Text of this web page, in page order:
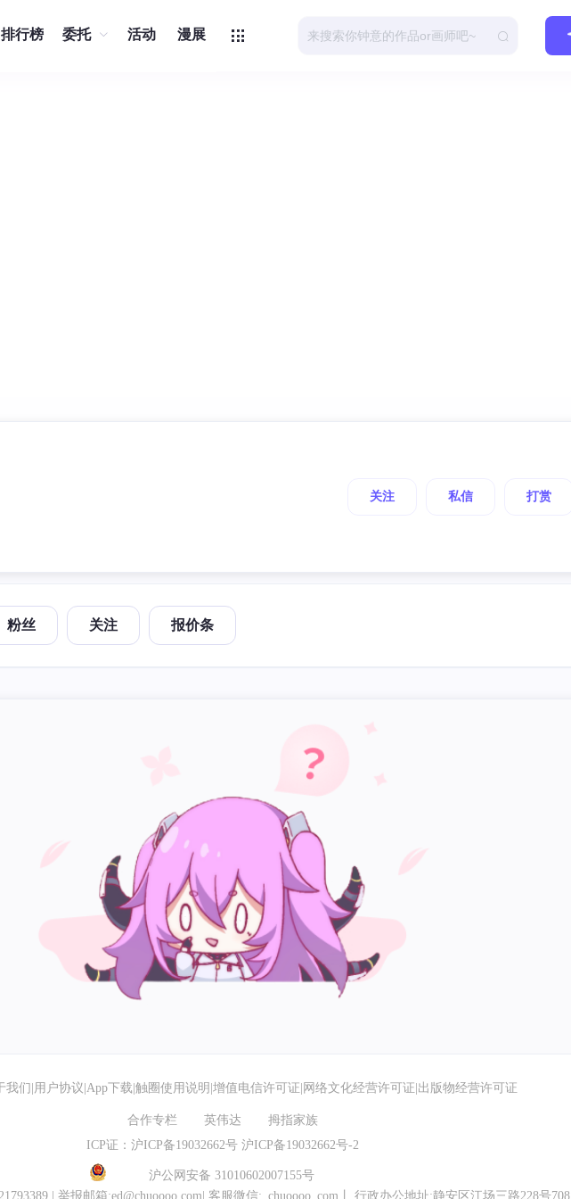
排行榜 委托 活动 漫展
关注 私信 打赏
粉丝 关注 报价条
我们 用户协议 App下载 触圈使用说明 增值电信许可证 网络文化经营许可证 出版物经营许可证
合作专栏 英伟达
拇指家族
ICP证：沪ICP备19032662号 沪ICP备19032662号-2
沪公网安备 31010602007155号
举报邮箱:ed@chuoooo.com 客服微信:_chuoooo_com 行政办公地址:静安区江场三路228号708